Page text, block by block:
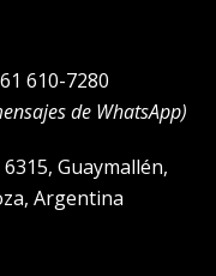
610-7280
de WhatsApp)
Guaymallén,
Argentina